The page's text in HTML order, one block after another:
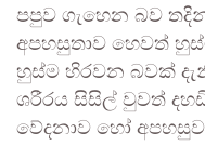
පපුව ගැහෙන බව තදින්
අපහසුතාව හෙවත්
හුස්ම හිරවන බවක්
ශරීරය සිසිල් වුවත්
වේදනාව හෝ